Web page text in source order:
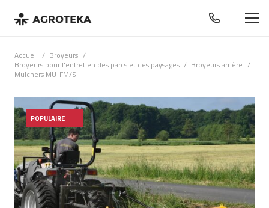
Accueil / Broyeurs /
Broyeurs pour l'entretien des parcs et des paysages / Broyeurs arrière /
Mulchers MU-FM/S
POPULAIRE